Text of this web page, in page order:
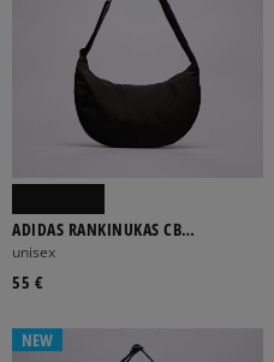
ADIDAS RANKINUKAS CB
HALFMOON
unisex
55 €
NEW